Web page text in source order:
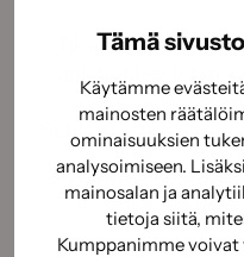
Tämä
Käytämme
mainosten
ominaisuuksien
analysoimiseen.
mainosalan ja
tietoja siitä,
Kumppanimme
Tilaamalla
Sähköposti
Suostumus
Hyväksyn tietojeni